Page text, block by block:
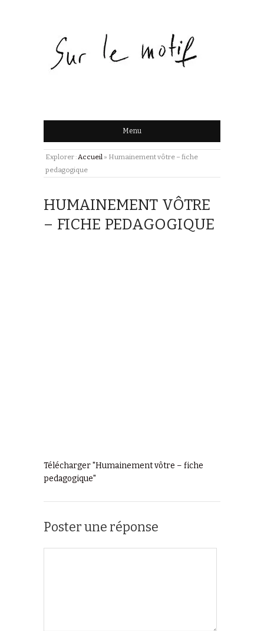
Menu
Explorer :Accueil » Humainement vôtre – fiche
pedagogique
HUMAINEMENT VÔTRE
– FICHE PEDAGOGIQUE
Télécharger "Humainement vôtre – fiche
pedagogique"
Poster une réponse